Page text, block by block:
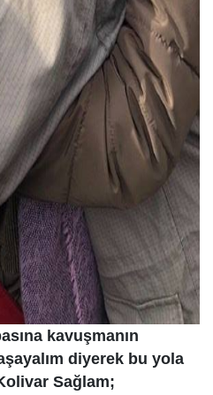
kavuşmanın
diyerek bu yola
Sağlam;